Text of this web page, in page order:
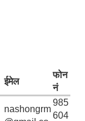
ईमेल
फोन
नं
nashongrm
985
604